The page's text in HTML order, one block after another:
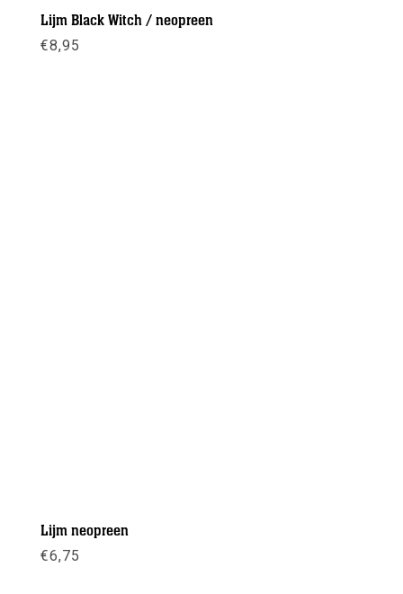
Lijm Black Witch / neopreen
€8,95
Lijm neopreen
€6,75